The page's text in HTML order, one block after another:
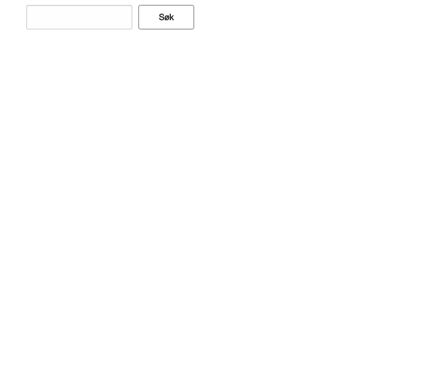
Søk